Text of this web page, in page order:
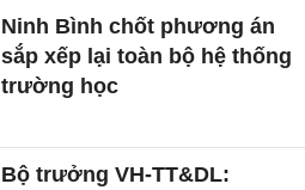
Ninh Bình chốt phương án
sắp xếp lại toàn bộ hệ thống
trường học
Bộ trưởng VH-TT&DL: